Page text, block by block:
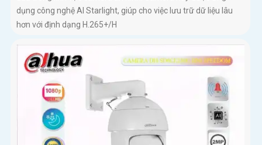
dụng công nghệ AI Starlight, giúp cho việc lưu trữ dữ liệu lâu
hơn với định dạng H.265+/H